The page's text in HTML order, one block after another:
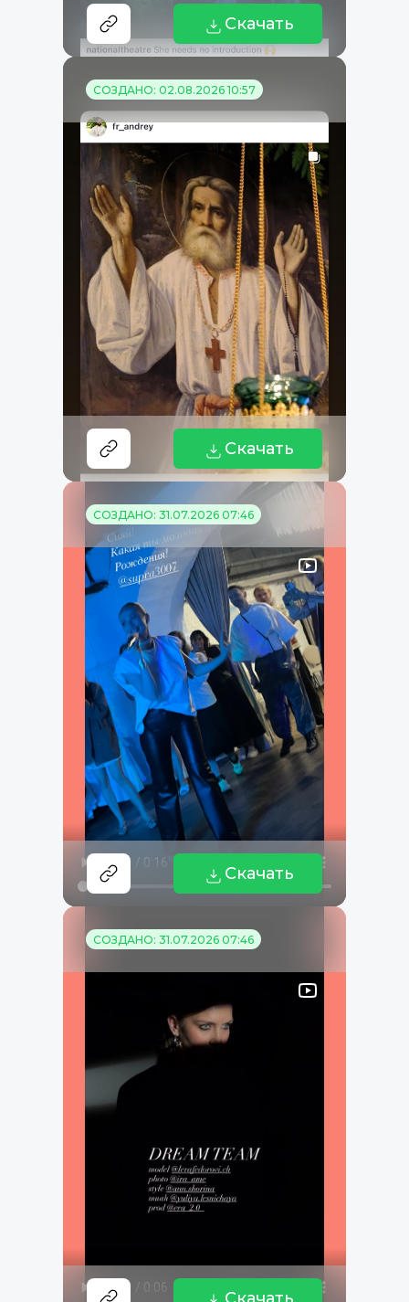
Скачать
СОЗДАНО: 02.08.2026 10:57
Скачать
СОЗДАНО: 31.07.2026 07:46
Скачать
СОЗДАНО: 31.07.2026 07:46